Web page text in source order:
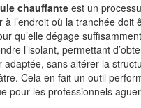
chauffante est un
à l’endroit où la tranchée doit
qu’elle dégage
l’isolant, permettant
adaptée, sans altérer la
Cela en fait un outil
pour les professionnels